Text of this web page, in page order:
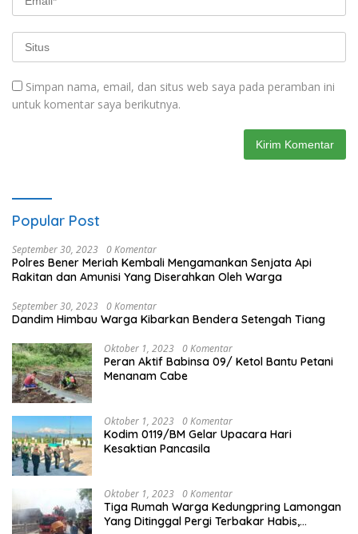
Simpan nama, email, dan situs web saya pada peramban ini
untuk komentar saya berikutnya.
Popular Post
September 30, 2023 0 Komentar
Polres Bener Meriah Kembali Mengamankan Senjata Api
Rakitan dan Amunisi Yang Diserahkan Oleh Warga
September 30, 2023 0 Komentar
Dandim Himbau Warga Kibarkan Bendera Setengah Tiang
Oktober 1, 2023 0 Komentar
Peran Aktif Babinsa 09/ Ketol Bantu Petani
Menanam Cabe
Oktober 1, 2023 0 Komentar
Kodim 0119/BM Gelar Upacara Hari
Kesaktian Pancasila
Oktober 1, 2023 0 Komentar
Tiga Rumah Warga Kedungpring Lamongan
Yang Ditinggal Pergi Terbakar Habis,